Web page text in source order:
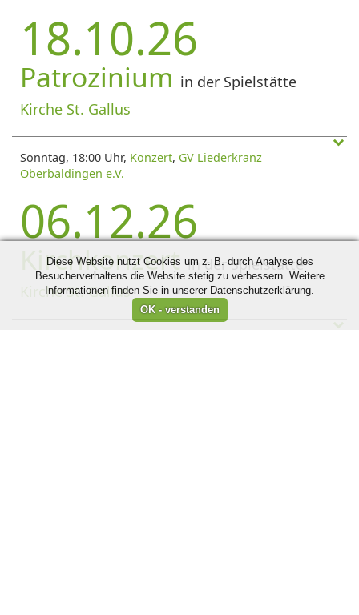
18.10.26
Patrozinium in der Spielstätte
Kirche St. Gallus
Sonntag, 18:00 Uhr, Konzert, GV Liederkranz
Oberbaldingen e.V.
06.12.26
Kirchkonzertin der Spielstätte
Kirche St. Gallus
Diese Website nutzt Cookies um z. B. durch Analyse des
Besucherverhaltens die Website stetig zu verbessern. Weitere
Informationen finden Sie in unserer Datenschutzerklärung.